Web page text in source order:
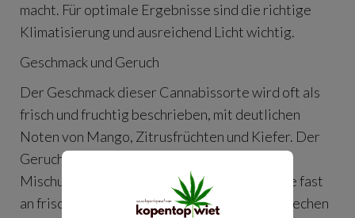
macht. Für optimale Ergebnisse sind die richtige
Klimatisierung und ausreichend Licht wichtig.
Geschmack und Geruch
Der Geschmack dieser Cannabissorte wird oft als
frisch und fruchtig beschrieben, mit deutlichen
Noten von Mango, Zitrusfrüchten und Kiefer. Der
Geruch ist intensiv und aromatisch, mit einer
Mischung aus süßen und scharfen Aromen, die fast
an frisches Obst und Kiefern erinnern. Das Riechen